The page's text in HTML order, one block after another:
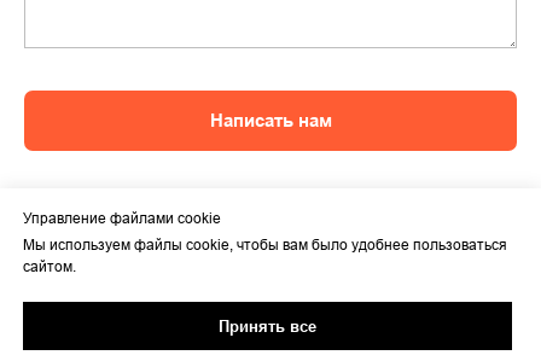
Написать нам
Управление файлами cookie
Мы используем файлы cookie, чтобы вам было удобнее пользоваться
сайтом.
Принять все